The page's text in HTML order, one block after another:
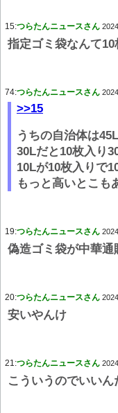
15:つらたんニュースさん
指定ゴミ袋なんて10
74:つらたんニュースさん
>>15
うちの自治体は
30Lだと10枚入り
10Lが10枚入りで
もっと高いとこも
19:つらたんニュースさん
偽造ゴミ袋が中華通
20:つらたんニュースさん
安いやんけ
21:つらたんニュースさん
こういうのでいいん